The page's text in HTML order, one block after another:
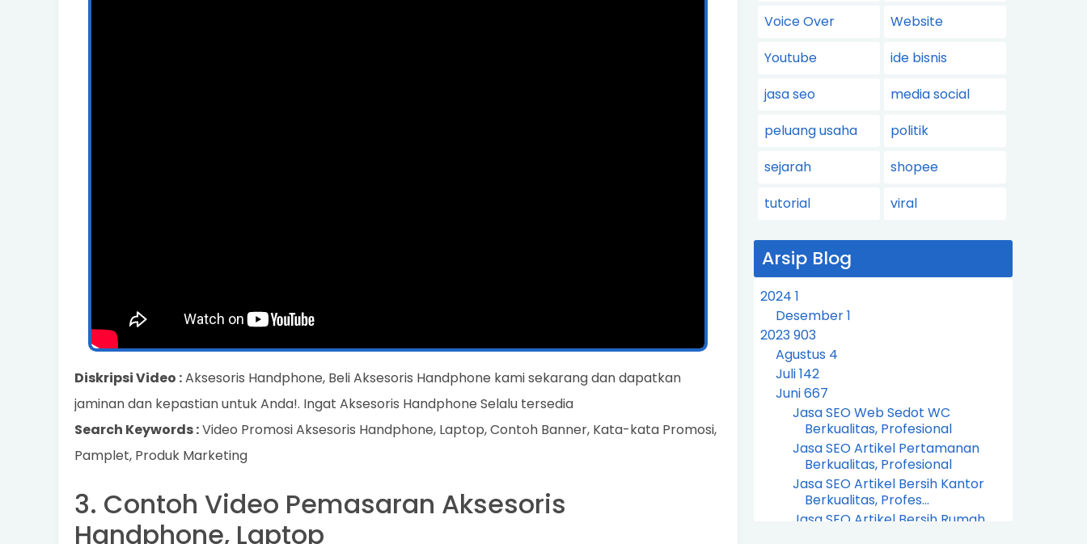
Diskripsi Video :Aksesoris Handphone, Beli Aksesoris Handphone kami sekarang dan dapatkan
jaminan dan kepastian untuk Anda!. Ingat Aksesoris Handphone Selalu tersedia
Search Keywords :Video Promosi Aksesoris Handphone, Laptop, Contoh Banner, Kata-kata Promosi,
Pamplet, Produk Marketing
3. Contoh Video Pemasaran Aksesoris
Handphone, Laptop
Voice Over
Website
Youtube
ide bisnis
jasa seo
media social
peluang usaha
politik
sejarah
shopee
tutorial
viral
Arsip Blog
2024 1
Desember1
2023903
Agustus 4
Juli142
Juni667
Jasa SEO Web Sedot WC
Berkualitas, Profesional
Jasa SEO Artikel Pertamanan
Berkualitas, Profesional
Jasa SEO Artikel Bersih Kantor
Berkualitas, Profes...
Jasa SEO Artikel Bersih Rumah